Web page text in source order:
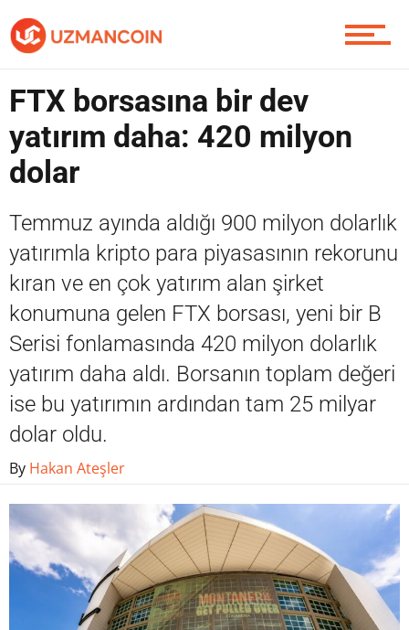
Piyasa
Soru Sor
Contact / İletişim
FTX borsasına bir dev
yatırım daha: 420 milyon
dolar
Temmuz ayında aldığı 900 milyon dolarlık
yatırımla kripto para piyasasının rekorunu
kıran ve en çok yatırım alan şirket
konumuna gelen FTX borsası, yeni bir B
Serisi fonlamasında 420 milyon dolarlık
yatırım daha aldı. Borsanın toplam değeri
ise bu yatırımın ardından tam 25 milyar
dolar oldu.
By Hakan Ateşler